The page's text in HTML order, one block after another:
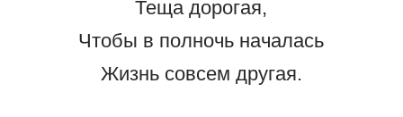
Теща дорогая,
Чтобы в полночь началась
Жизнь совсем другая.